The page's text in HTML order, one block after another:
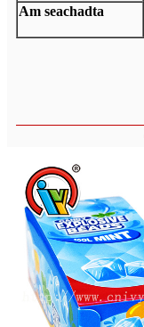
Am seachadta